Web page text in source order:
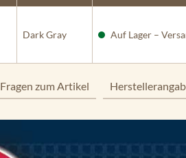
Dark Gray Auf Lager –
Fragen zum Artikel